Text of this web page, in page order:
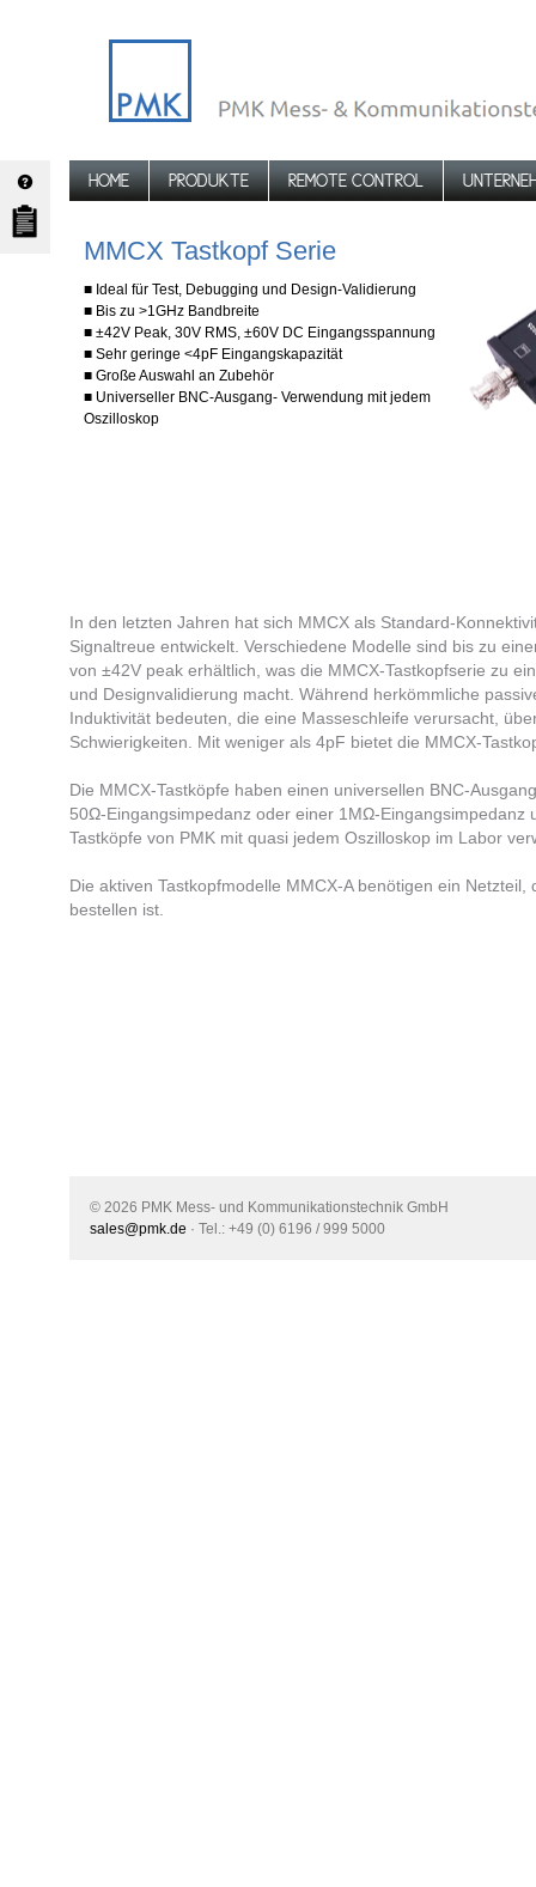
HOME PRODUKTE REMOTE CONTROL
MMCX Tastkopf Serie
■ Ideal für Test, Debugging und Design-Validierung
■ Bis zu >1GHz Bandbreite
■ ±42V Peak, 30V RMS, ±60V DC Eingangsspannung
■ Sehr geringe <4pF Eingangskapazität
■ Große Auswahl an Zubehör
■ Universeller BNC-Ausgang- Verwendung mit jedem
Oszilloskop
In den letzten Jahren hat sich MMCX als Standard-
Signaltreue entwickelt. Verschiedene Modelle sind bis zu
von ±42V peak erhältlich, was die MMCX-Tastkopfserie zu
und Designvalidierung macht. Während herkömmliche
Induktivität bedeuten, die eine Masseschleife verursacht,
Schwierigkeiten. Mit weniger als 4pF bietet die MMCX-
Die MMCX-Tastköpfe haben einen universellen BNC-
50Ω-Eingangsimpedanz oder einer 1MΩ-
Tastköpfe von PMK mit quasi jedem Oszilloskop im Labor
Die aktiven Tastkopfmodelle MMCX-A benötigen ein
bestellen ist.
© 2026 PMK Mess- und Kommunikationstechnik GmbH
sales@pmk.de · Tel.: +49 (0) 6196 / 999 5000